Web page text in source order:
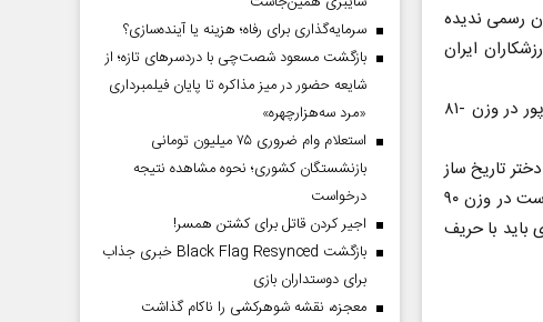
است که هیچ میدان رسمی ندیده
ایران
وی یاداور شد: فردا دوشنبه سوم مهرماه کاپیتان جودو ایران مهدی فتحی پور در وزن -۸۱
تاریخ ساز
ایران مریم بربط با قزاقستان مسابقه می دهد، او بسیار پرتلاش و با انگیزه است در وزن ۹۰
باید با حریف
سرمایه‌گذاری برای رفاه؛ هزینه یا آینده‌سازی؟
بازگشت مسعود شصت‌چی با دردسر‌های تازه؛ از
شایعه حضور در میز مذاکره تا پایان فیلمبرداری
«مرد سه‌هزارچهره»
استعلام وام ضروری ۷۵ میلیون تومانی
بازنشستگان کشوری؛ نحوه مشاهده نتیجه
درخواست
اجیر کردن قاتل برای کشتن همسر!
بازگشت Black Flag Resynced خبری جذاب
برای دوستداران بازی
معجزه، نقشه شوهرکشی را ناکام گذاشت